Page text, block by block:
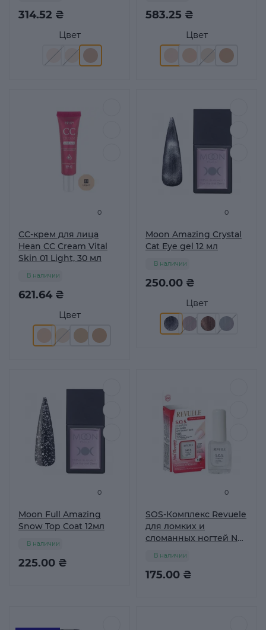
Цвет
314.52 ₴
Цвет
583.25 ₴
0
CC-крем для лица
Hean CC Cream Vital
Skin 01 Light, 30 мл
Цвет
621.64 ₴
В наличии
0
Moon Amazing Crystal
Cat Eye gel 12 мл
Цвет
250.00 ₴
В наличии
0
Moon Full Amazing
Snow Top Coat 12мл
225.00 ₴
В наличии
0
SOS-Комплекс Revuele
для ломких и
сломанных ногтей Nail
175.00 ₴
В наличии